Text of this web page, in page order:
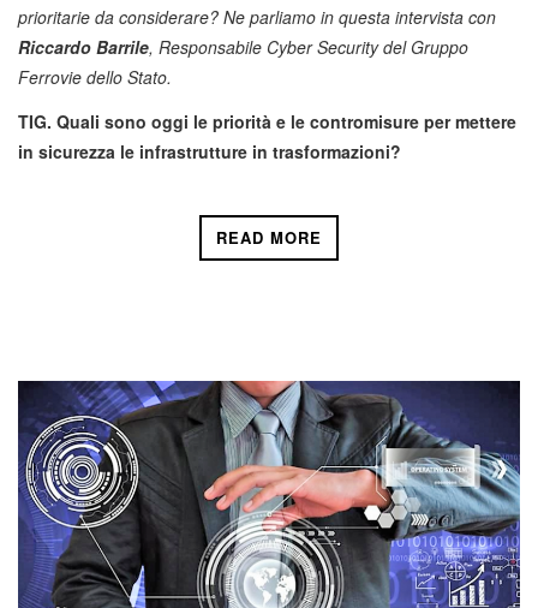
prioritarie da considerare? Ne parliamo in questa intervista con
Riccardo Barrile, Responsabile Cyber Security del Gruppo
Ferrovie dello Stato.
TIG. Quali sono oggi le priorità e le contromisure per mettere
in sicurezza le infrastrutture in trasformazioni?
READ MORE